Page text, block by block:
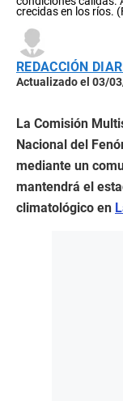
crecidas en los ríos.
REDACCIÓN
Actualizado el 03/
La Comisión
Nacional del
mediante un
mantendrá el
climatológico en